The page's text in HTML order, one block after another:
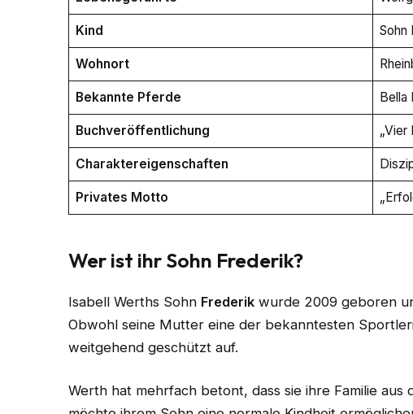
Kind Sohn
Wohnort
Bekannte Pferde Bella
Buchveröffentlichung „Vier
Charaktereigenschaften
Privates Motto
Wer ist ihr Sohn Frederik?
Isabell Werths Sohn Frederik wurde 2009 geboren
Obwohl seine Mutter eine der bekanntesten
weitgehend geschützt auf.
Werth hat mehrfach betont, dass sie ihre Familie